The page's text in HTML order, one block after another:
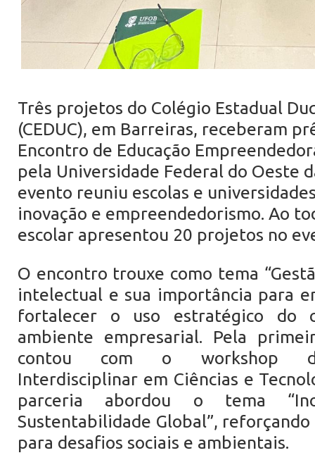
Três projetos do Colégio Estadual
(CEDUC), em Barreiras, receberam
Encontro de Educação
pela Universidade Federal do Oeste
evento reuniu escolas e
inovação e empreendedorismo. Ao
escolar apresentou 20 projetos no
O encontro trouxe como tema
intelectual e sua importância para
fortalecer o uso estratégico do
ambiente empresarial. Pela
contou com o workshop
Interdisciplinar em Ciências e
parceria abordou o tema
Sustentabilidade Global”,
para desafios sociais e ambientais.